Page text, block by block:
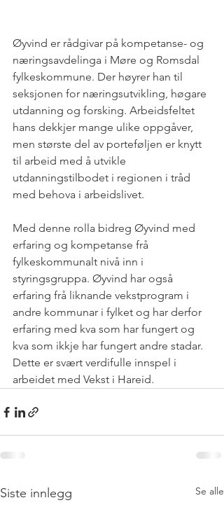
Øyvind er rådgivar på kompetanse- og
næringsavdelinga i Møre og Romsdal
fylkeskommune. Der høyrer han til
seksjonen for næringsutvikling, høgare
utdanning og forsking. Arbeidsfeltet
hans dekkjer mange ulike oppgåver,
men største del av porteføljen er knytt
til arbeid med å utvikle
utdanningstilbodet i regionen i tråd
med behova i arbeidslivet.
Med denne rolla bidreg Øyvind med
erfaring og kompetanse frå
fylkeskommunalt nivå inn i
styringsgruppa. Øyvind har også
erfaring frå liknande vekstprogram i
andre kommunar i fylket og har derfor
erfaring med kva som har fungert og
kva som ikkje har fungert andre stadar.
Dette er svært verdifulle innspel i
arbeidet med Vekst i Hareid.
Siste innlegg Se alle